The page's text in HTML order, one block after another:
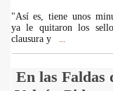
"Así es, tiene unos
ya le quitaron los
clausura y
En las Faldas